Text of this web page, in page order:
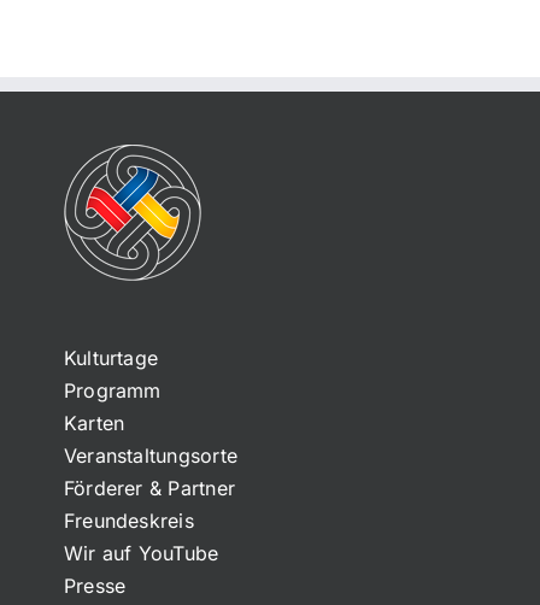
Kulturtage
Programm
Karten
Veranstaltungsorte
Förderer & Partner
Freundeskreis
Wir auf YouTube
Presse